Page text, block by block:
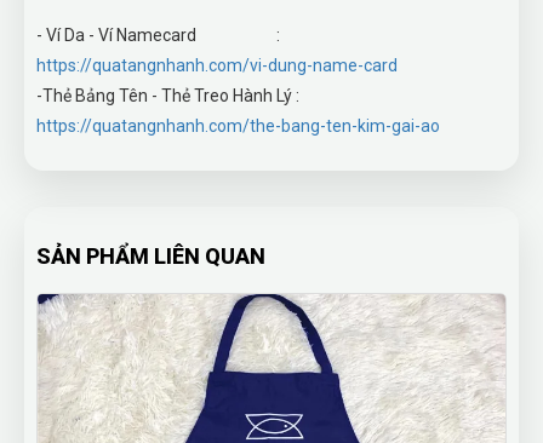
- Ví Da - Ví Namecard :
https://quatangnhanh.com/vi-dung-name-card
-Thẻ Bảng Tên - Thẻ Treo Hành Lý :
https://quatangnhanh.com/the-bang-ten-kim-gai-ao
SẢN PHẨM LIÊN QUAN